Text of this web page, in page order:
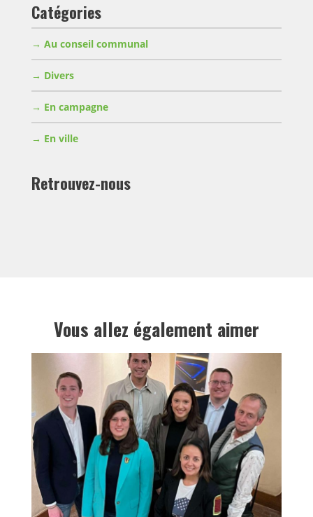
Catégories
Au conseil communal
Divers
En campagne
En ville
Retrouvez-nous
Vous allez également aimer